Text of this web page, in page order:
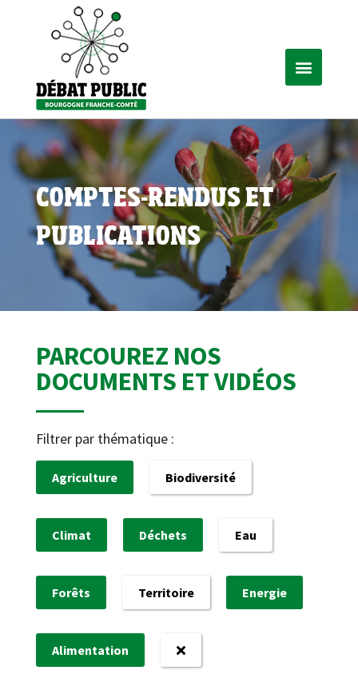
COMPTES-RENDUS ET
PUBLICATIONS
PARCOUREZ NOS
DOCUMENTS ET VIDÉOS
Filtrer par thématique :
Agriculture Biodiversité
Climat Déchets Eau
Forêts Territoire Energie
Alimentation